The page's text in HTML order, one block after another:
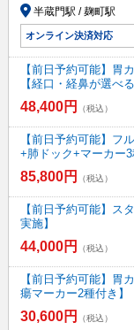
半蔵門駅 / 麹町駅
オンライン決済対応
【前日予約可能】胃
【経口・経鼻が選べる
48,400円 （税込）
【前日予約可能】フ
+肺ドック+マーカー3
85,800円 （税込）
【前日予約可能】ス
実施】
44,000円 （税込）
【前日予約可能】胃
瘍マーカー2種付き】
30,600円 （税込）